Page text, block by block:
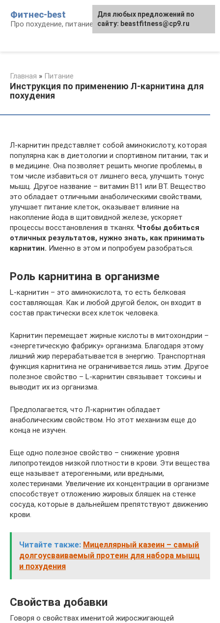
контенту
Фитнес-best
Про похудение, питание и фитнес
Главная » Питание
Инструкция по применению Л-карнитина для
похудения
Л-карнитин представляет собой аминокислоту, которая
популярна как в диетологии и спортивном питании, так и
в медицине. Она позволяет решить многие проблемы, в
том числе избавиться от лишнего веса, улучшить тонус
мышц. Другое название – витамин В11 или ВТ. Вещество
это обладает отличными анаболическими свойствами,
улучшает питание клеток, оказывает влияние на
накопление йода в щитовидной железе, ускоряет
процессы восстановления в тканях. Чтобы добиться
отличных результатов, нужно знать, как принимать
карнитин. Именно в этом и попробуем разобраться.
Роль карнитина в организме
L-карнитин – это аминокислота, то есть белковая
составляющая. Как и любой другой белок, он входит в
состав практически всех клеток человека.
Карнитин перемещает жирные кислоты в митохондрии –
«энергетическую фабрику» организма. Благодаря этому
лишний жир перерабатывается в энергию. Транспортная
функция карнитина не ограничивается лишь этим. Другое
полезное свойство – L-карнитин связывает токсины и
выводит их из организма.
Предполагается, что Л-карнитин обладает
анаболическим свойством. Но этот механизм еще до
конца не изучен.
Еще одно полезное свойство – снижение уровня
липопротеидов низкой плотности в крови. Эти вещества
еще называет атерогенными, или вредными,
холестеринами. Увеличение их концентрации в организме
способствует отложению жировых бляшек на стенке
сосуда, которые в дальнейшем препятствуют движению
крови.
Читайте также: Мицеллярный казеин – самый
долгоусваиваемый протеин для набора мышц
и похудения
Свойства добавки
Говоря о свойствах именитой жиросжигающей
Для любых предложений по
сайту: beastfitness@cp9.ru